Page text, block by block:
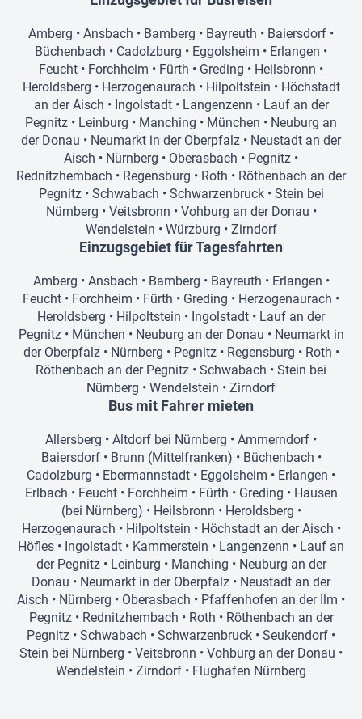
Amberg • Ansbach • Bamberg • Bayreuth • Baiersdorf •
Büchenbach • Cadolzburg • Eggolsheim • Erlangen •
Feucht • Forchheim • Fürth • Greding • Heilsbronn •
Heroldsberg • Herzogenaurach • Hilpoltstein • Höchstadt
an der Aisch • Ingolstadt• Langenzenn • Lauf an der
Pegnitz • Leinburg • Manching • München • Neuburg an
der Donau • Neumarkt in der Oberpfalz • Neustadt an der
Aisch • Nürnberg • Oberasbach • Pegnitz •
Rednitzhembach • Regensburg • Roth • Röthenbach an der
Pegnitz• Schwabach • Schwarzenbruck• Stein bei
Nürnberg • Veitsbronn • Vohburg an der Donau •
Wendelstein • Würzburg • Zirndorf
Einzugsgebiet für Tagesfahrten
Amberg • Ansbach • Bamberg • Bayreuth • Erlangen •
Feucht • Forchheim • Fürth • Greding • Herzogenaurach •
Heroldsberg • Hilpoltstein • Ingolstadt • Lauf an der
Pegnitz• München • Neuburg an der Donau • Neumarkt in
der Oberpfalz• Nürnberg • Pegnitz• Regensburg • Roth •
Röthenbach an der Pegnitz • Schwabach • Stein bei
Nürnberg • Wendelstein • Zirndorf
Bus mit Fahrer mieten
Allersberg • Altdorf bei Nürnberg • Ammerndorf •
Baiersdorf• Brunn (Mittelfranken) • Büchenbach •
Cadolzburg • Ebermannstadt • Eggolsheim • Erlangen •
Erlbach • Feucht• Forchheim • Fürth • Greding • Hausen
(bei Nürnberg) • Heilsbronn • Heroldsberg •
Herzogenaurach • Hilpoltstein • Höchstadt an der Aisch •
Höfles • Ingolstadt • Kammerstein • Langenzenn • Lauf an
der Pegnitz• Leinburg • Manching • Neuburg an der
Donau • Neumarkt in der Oberpfalz • Neustadt an der
Aisch • Nürnberg • Oberasbach • Pfaffenhofen an der Ilm •
Pegnitz• Rednitzhembach • Roth • Röthenbach an der
Pegnitz • Schwabach • Schwarzenbruck • Seukendorf •
Stein bei Nürnberg • Veitsbronn • Vohburg an der Donau •
Wendelstein • Zirndorf • Flughafen Nürnberg